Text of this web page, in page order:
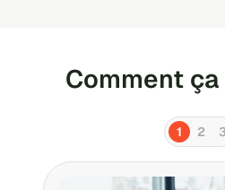
Comment
1 2 3